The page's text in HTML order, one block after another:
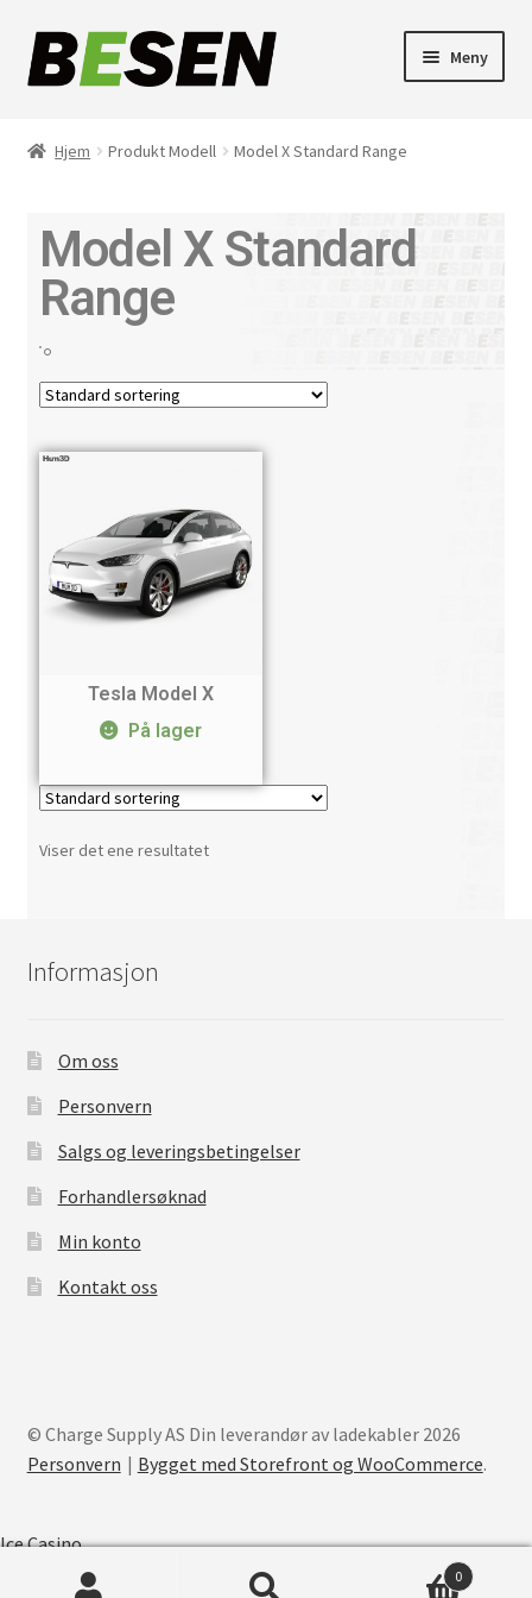
Meny
Tilbehør
Ladeguiden
Hjem Produkt Modell Model X Standard Range
Model X Standard
Range
Tesla Model X
På lager
Viser det ene resultatet
Informasjon
Om oss
Personvern
Salgs og leveringsbetingelser
Forhandlersøknad
Min konto
Kontakt oss
© Charge Supply AS Din leverandør av ladekabler 2026
Personvern
Bygget med Storefront og WooCommerce.
0
Ice Casino